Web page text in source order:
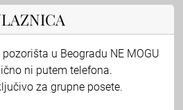
u Beogradu NE MOGU
ni putem telefona.
za grupne posete.